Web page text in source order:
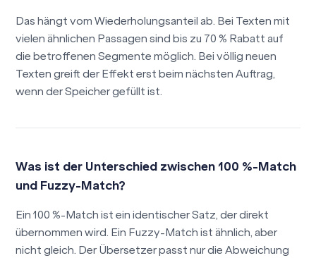
Das hängt vom Wiederholungsanteil ab. Bei Texten mit
vielen ähnlichen Passagen sind bis zu 70 % Rabatt auf
die betroffenen Segmente möglich. Bei völlig neuen
Texten greift der Effekt erst beim nächsten Auftrag,
wenn der Speicher gefüllt ist.
Was ist der Unterschied zwischen 100 %-Match
und Fuzzy-Match?
Ein 100 %-Match ist ein identischer Satz, der direkt
übernommen wird. Ein Fuzzy-Match ist ähnlich, aber
nicht gleich. Der Übersetzer passt nur die Abweichung